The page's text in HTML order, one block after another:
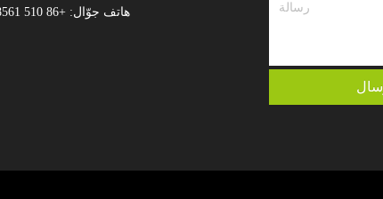
هاتف جوّال: +86 510 8561 6100